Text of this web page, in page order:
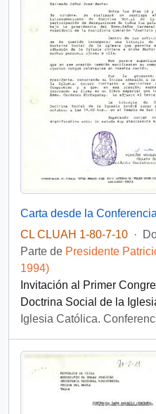
CL CLUAH 1-80-7-10 ·
Parte de Presidente
1994)
Invitación al Primer
Doctrina Social de la
Iglesia Católica.